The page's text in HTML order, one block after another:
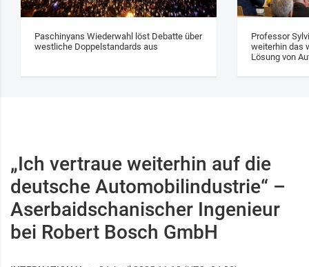
Paschinyans Wiederwahl löst Debatte über
westliche Doppelstandards aus
Professor
weiterhin das
Lösung von
„Ich vertraue weiterhin auf die
deutsche Automobilindustrie“ –
Aserbaidschanischer Ingenieur
bei Robert Bosch GmbH